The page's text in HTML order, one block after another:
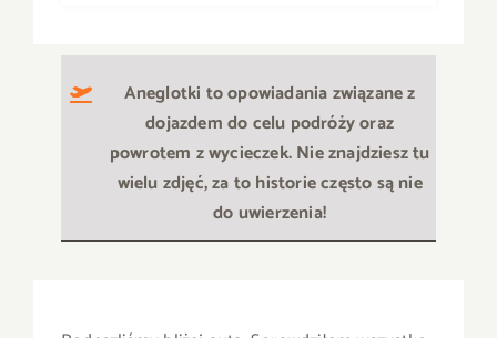
Aneglotki to opowiadania związane z
dojazdem do celu podróży oraz
powrotem z wycieczek. Nie znajdziesz tu
wielu zdjęć, za to historie często są nie
do uwierzenia!